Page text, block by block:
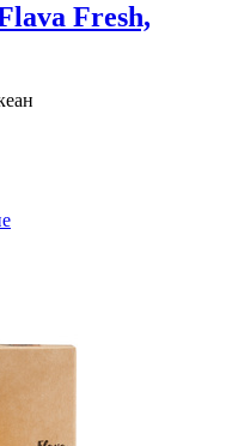
Fresh,